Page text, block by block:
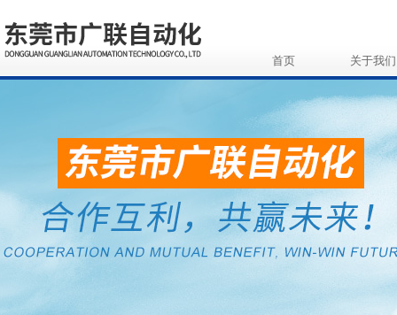
首页 关于我们